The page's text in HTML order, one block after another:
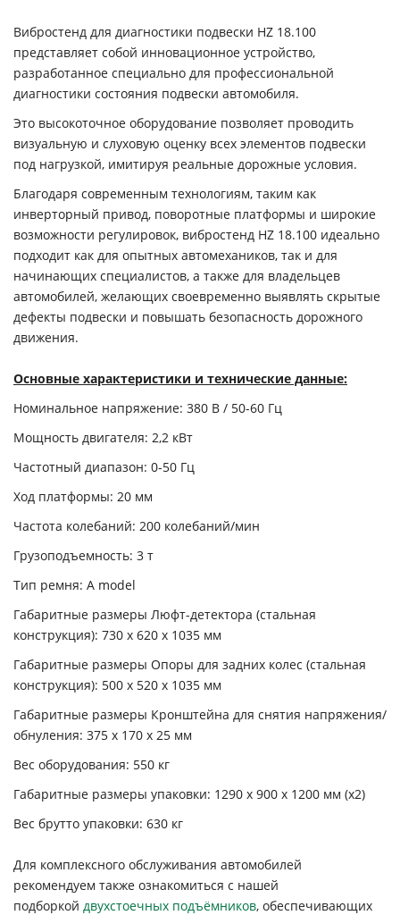
Вибростенд для диагностики подвески HZ 18.100
представляет собой инновационное устройство,
разработанное специально для профессиональной
диагностики состояния подвески автомобиля.
Это высокоточное оборудование позволяет проводить
визуальную и слуховую оценку всех элементов подвески
под нагрузкой, имитируя реальные дорожные условия.
Благодаря современным технологиям, таким как
инверторный привод, поворотные платформы и широкие
возможности регулировок, вибростенд HZ 18.100 идеально
подходит как для опытных автомехаников, так и для
начинающих специалистов, а также для владельцев
автомобилей, желающих своевременно выявлять скрытые
дефекты подвески и повышать безопасность дорожного
движения.
Основные характеристики и технические данные:
Номинальное напряжение: 380 В / 50-60 Гц
Мощность двигателя: 2,2 кВт
Частотный диапазон: 0-50 Гц
Ход платформы: 20 мм
Частота колебаний: 200 колебаний/мин
Грузоподъемность: 3 т
Тип ремня: A model
Габаритные размеры Люфт-детектора (стальная
конструкция): 730 x 620 x 1035 мм
Габаритные размеры Опоры для задних колес (стальная
конструкция): 500 x 520 x 1035 мм
Габаритные размеры Кронштейна для снятия напряжения/
обнуления: 375 x 170 x 25 мм
Вес оборудования: 550 кг
Габаритные размеры упаковки: 1290 x 900 x 1200 мм (х2)
Вес брутто упаковки: 630 кг
Для комплексного обслуживания автомобилей
рекомендуем также ознакомиться с нашей
подборкой двухстоечных подъёмников, обеспечивающих